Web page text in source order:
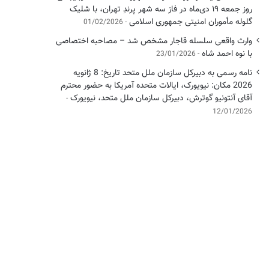
روز جمعه ۱۹ دی‌ماه در فاز سه شهر پرندِ تهران، با شلیک
گلوله مأموران امنیتی جمهوری اسلامی 01/02/2026
وارث واقعی سلسله قاجار مشخص شد – مصاحبه اختصاصی
با نوه احمد شاه 23/01/2026
نامه رسمی به دبیرکل سازمان ملل متحد تاریخ: 8 ژانویه
2026 مکان: نیویورک، ایالات متحده آمریکا به حضور محترم
آقای آنتونیو گوترش، دبیرکل سازمان ملل متحد، نیویورک
12/01/2026